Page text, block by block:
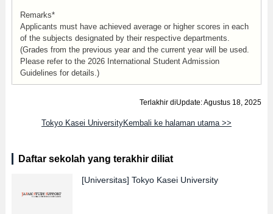
Remarks*
Applicants must have achieved average or higher scores in each
of the subjects designated by their respective departments.
(Grades from the previous year and the current year will be used.
Please refer to the 2026 International Student Admission
Guidelines for details.)
Terlakhir diUpdate: Agustus 18, 2025
Tokyo Kasei UniversityKembali ke halaman utama >>
Daftar sekolah yang terakhir diliat
[Universitas] Tokyo Kasei University